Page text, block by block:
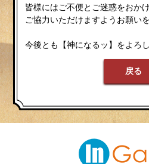
皆様にはご不便とご迷惑をおか
ご協力いただけますようお願い
今後とも【神になるッ】をよろ
戻る